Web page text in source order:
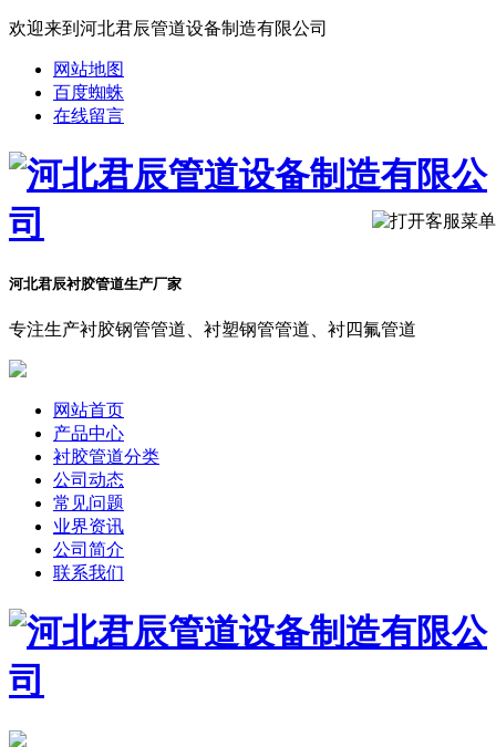
欢迎来到河北君辰管道设备制造有限公司
网站地图
百度蜘蛛
在线留言
河北君辰衬胶管道生产厂家
专注生产衬胶钢管管道、衬塑钢管管道、衬四氟管道
网站首页
产品中心
衬胶管道分类
公司动态
常见问题
业界资讯
公司简介
联系我们